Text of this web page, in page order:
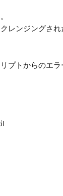
Builder
temporarily
:
flow.
Finished
レンジングされ
プトからのエ
うことでしょう
です。